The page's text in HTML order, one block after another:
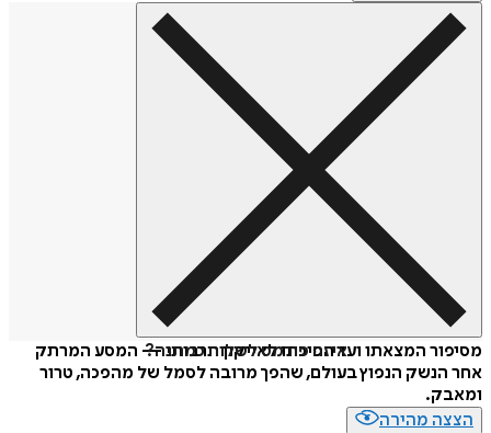
איזה פורמט לשלוח כמתנה?
מסיפור המצאתו ועד הפיכתו לאייקון תרבותי — המסע המרתק
אחר הנשק הנפוץ בעולם, שהפך מרובה לסמל של מהפכה, טרור
ומאבק.
הצצה מהירה